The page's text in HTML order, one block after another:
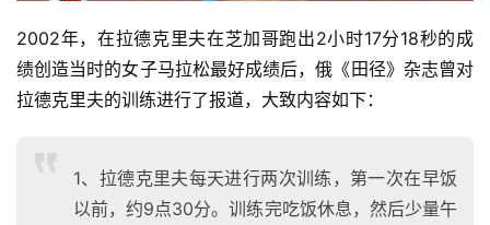
2002年，在拉德克里夫在芝加哥跑出2小时17分18秒的成
绩创造当时的女子马拉松最好成绩后，俄《田径》杂志曾对
拉德克里夫的训练进行了报道，大致内容如下：
1、拉德克里夫每天进行两次训练，第一次在早饭
以前，约9点30分。训练完吃饭休息，然后少量午